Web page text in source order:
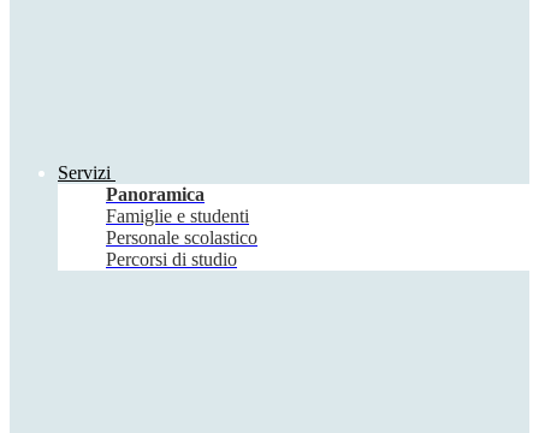
Servizi
Panoramica
Famiglie e studenti
Personale scolastico
Percorsi di studio